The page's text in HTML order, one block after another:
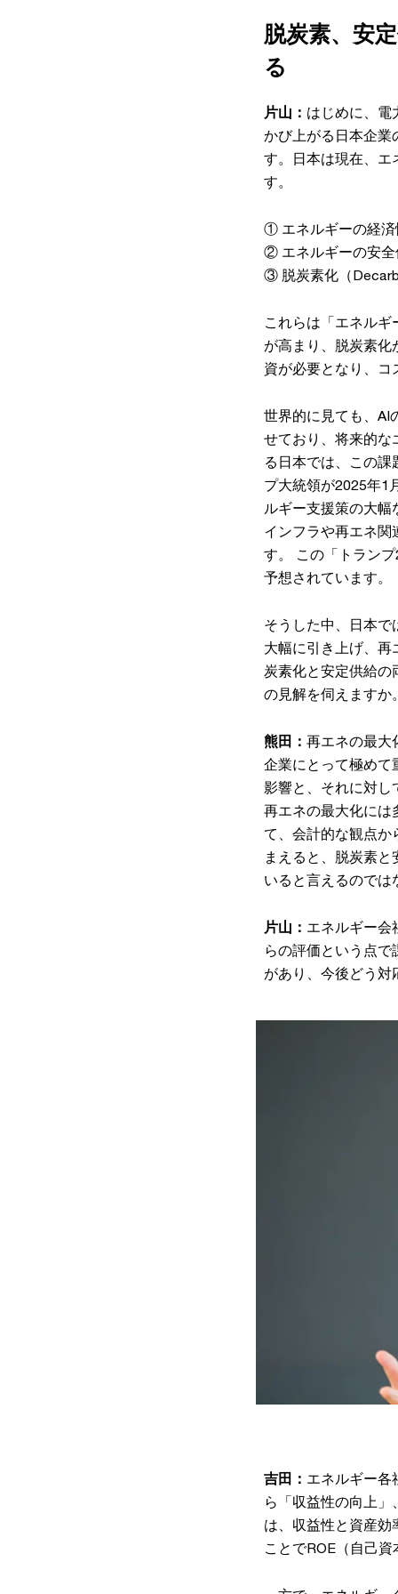
脱炭素、安
る
片山： はじめに、電
かび上がる日本企業
す。日本は現在、エ
す。
① エネルギーの経
② エネルギーの安全
③ 脱炭素化（
これらは「エネル
が高まり、脱炭素化
資が必要となり、
世界的に見ても、AI
せており、将来的な
る日本では、この
プ大統領が2025年1
ルギー支援策の大
インフラや再エネ関
す。 この「トラン
予想されています。
そうした中、日本
大幅に引き上げ、再
炭素化と安定供給
の見解を伺えますか
熊田： 再エネの最大
企業にとって極めて
影響と、それに対し
再エネの最大化には
て、会計的な観点か
まえると、脱炭素
いると言えるのでは
片山： エネルギー会
らの評価という点
があり、今後どう対
吉田： エネルギー各
ら「収益性の向上
は、収益性と資産効
ことでROE（自己